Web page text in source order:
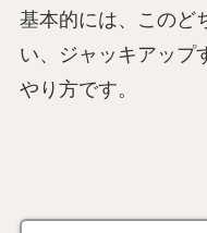
基本的には、このど
い、ジャッキアップ
やり方です。